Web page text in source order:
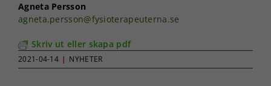
Agneta Persson
agneta.persson@fysioterapeuterna.se
Skriv ut eller skapa pdf
2021-04-14 | NYHETER